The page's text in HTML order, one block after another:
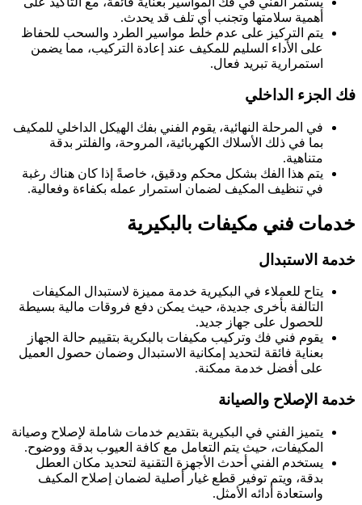
أهمية سلامتها وتجنب أي تلف قد يحدث.
يتم التركيز على عدم خلط مواسير الطرد والسحب للحفاظ
على الأداء السليم للمكيف عند إعادة التركيب، مما يضمن
استمرارية تبريد فعال.
فك الجزء الداخلي
في المرحلة النهائية، يقوم الفني بفك الهيكل الداخلي للمكيف
بما في ذلك الأسلاك الكهربائية، المروحة، والفلتر بدقة
متناهية.
يتم هذا الفك بشكل محكم ودقيق، خاصةً إذا كان هناك رغبة
في تنظيف المكيف لضمان استمرار عمله بكفاءة وفعالية.
خدمات فني مكيفات بالبكيرية
خدمة الاستبدال
يتاح للعملاء في البكيرية خدمة مميزة لاستبدال المكيفات
التالفة بأخرى جديدة، حيث يمكن دفع فروقات مالية بسيطة
للحصول على جهاز جديد.
يقوم فني فك وتركيب مكيفات بالبكرية بتقييم حالة الجهاز
بعناية فائقة لتحديد إمكانية الاستبدال وضمان حصول العميل
على أفضل خدمة ممكنة.
خدمة الإصلاح والصيانة
يتميز الفني في البكيرية بتقديم خدمات شاملة لإصلاح وصيانة
المكيفات، حيث يتم التعامل مع كافة العيوب بدقة ووضوح.
يستخدم الفني أحدث الأجهزة التقنية لتحديد مكان العطل
بدقة، ويتم توفير قطع غيار أصلية لضمان إصلاح المكيف
واستعادة أدائه الأمثل.